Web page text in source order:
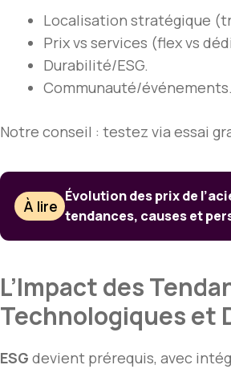
Localisation stratégique
Prix vs services (flex vs
Durabilité/ESG.
Communauté/événements.
Notre conseil : testez via essai
À lire
Évolution des prix de
tendances, causes et
L’Impact des
Technologiques et
ESG devient prérequis, avec